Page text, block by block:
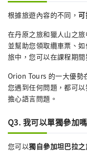
根據旅遊內容的不同，可
在丹原之旅和獵人山之
並幫助您領取纜車票、
旅中，您可以在課程期
Orion Tours 的一大優勢
您遇到任何問題，都可
擔心語言問題。
Q3. 我可以單獨參加
您可以獨自參加坦巴拉